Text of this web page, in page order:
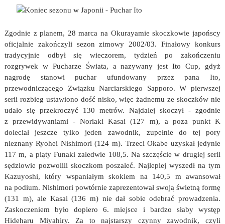
Zgodnie z planem, 28 marca na Okurayamie skoczkowie japońscy
oficjalnie zakończyli sezon zimowy 2002/03. Finałowy konkurs
tradycyjnie odbył się wieczorem, tydzień po zakończeniu
rozgrywek w Pucharze Świata, a nazywany jest Ito Cup, gdyż
nagrodę stanowi puchar ufundowany przez pana Ito,
przewodniczącego Związku Narciarskiego Sapporo. W pierwszej
serii rozbieg ustawiono dość nisko, więc żadnemu ze skoczków nie
udało się przekroczyć 130 metrów. Najdalej skoczył - zgodnie
z przewidywaniami - Noriaki Kasai (127 m), a poza punkt K
doleciał jeszcze tylko jeden zawodnik, zupełnie do tej pory
nieznany Ryohei Nishimori (124 m). Trzeci Okabe uzyskał jedynie
117 m, a piąty Funaki zaledwie 108,5. Na szczęście w drugiej serii
sędziowie pozwolili skoczkom poszaleć. Najlepiej wyszedł na tym
Kazuyoshi, który wspaniałym skokiem na 140,5 m awansował
na podium. Nishimori powtórnie zaprezentował swoją świetną formę
(131 m), ale Kasai (136 m) nie dał sobie odebrać prowadzenia.
Zaskoczeniem było dopiero 6. miejsce i bardzo słaby występ
Hideharu Miyahiry. Za to najstarszy czynny zawodnik, czyli